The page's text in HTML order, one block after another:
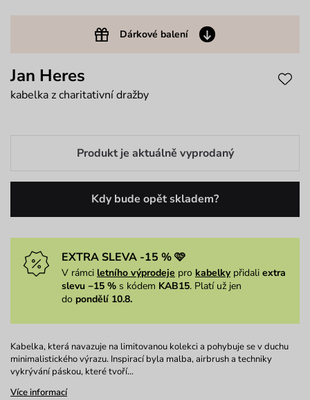
Dárkové balení
Jan Heres
kabelka z charitativní dražby
Produkt je aktuálně vyprodaný
Kdy bude opět skladem?
EXTRA SLEVA -15 % 🩷
V rámci letního výprodeje pro kabelkypřidali extra
slevu −15 % s kódem KAB15. Platí už jen
do pondělí 10.8.
Kabelka, která navazuje na limitovanou kolekci a pohybuje se v duchu
minimalistického výrazu. Inspirací byla malba, airbrush a techniky
vykrývání páskou, které tvoří…
Více informací